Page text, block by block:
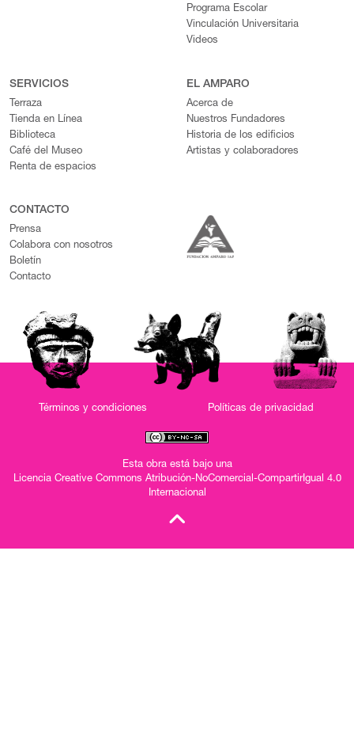
Programa Escolar
Vinculación Universitaria
Videos
SERVICIOS
Terraza
Tienda en Línea
Biblioteca
Café del Museo
Renta de espacios
EL AMPARO
Acerca de
Nuestros Fundadores
Historia de los edificios
Artistas y colaboradores
CONTACTO
Prensa
Colabora con nosotros
Boletín
Contacto
Términos y condiciones Políticas de privacidad
Esta obra está bajo una
Licencia Creative Commons Atribución-NoComercial-CompartirIgual 4.0
Internacional